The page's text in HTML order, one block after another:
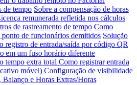
de tempo Sobre a compensação de horas
remunerada refletida nos cálculos
de rastreamento de tempo Como
de funcionários demitidos Solução
registro de entrada/saída por código QR
em um fuso horário diferente
tempo extra total Como registrar entrada
móvel) Configuração de visibilidade
Balanço e Horas Extras/Horas